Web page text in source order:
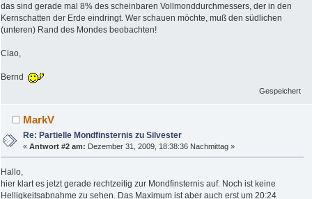
das sind gerade mal 8% des scheinbaren Vollmonddurchmessers, der in den
Kernschatten der Erde eindringt. Wer schauen möchte, muß den südlichen
(unteren) Rand des Mondes beobachten!
Ciao,
Bernd
Gespeichert
MarkV
Re: Partielle Mondfinsternis zu Silvester
«Antwort #2 am: Dezember 31, 2009, 18:38:36 Nachmittag »
Hallo,
hier klart es jetzt gerade rechtzeitig zur Mondfinsternis auf. Noch ist keine
Helligkeitsabnahme zu sehen. Das Maximum ist aber auch erst um 20:24